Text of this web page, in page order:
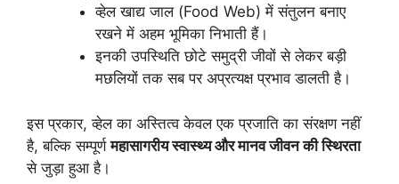
व्हेल खाद्य जाल (Food Web) में संतुलन बनाए
रखने में अहम भूमिका निभाती हैं।
इनकी उपस्थिति छोटे समुद्री जीवों से लेकर बड़ी
मछलियों तक सब पर अप्रत्यक्ष प्रभाव डालती है।
इस प्रकार, व्हेल का अस्तित्व केवल एक प्रजाति का संरक्षण नहीं
है, बल्कि सम्पूर्णमहासागरीय स्वास्थ्य और मानव जीवन की स्थिरता
से जुड़ा हुआ है।